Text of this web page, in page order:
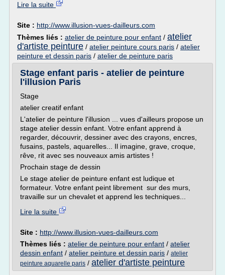
Lire la suite
Site : http://www.illusion-vues-dailleurs.com
Thèmes liés : atelier de peinture pour enfant / atelier
d'artiste peinture / atelier peinture cours paris / atelier
peinture et dessin paris / atelier de peinture paris
Stage enfant paris - atelier de peinture
l'illusion Paris
Stage
atelier creatif enfant
L'atelier de peinture l'illusion ... vues d'ailleurs propose un
stage atelier dessin enfant. Votre enfant apprend à
regarder, découvrir, dessiner avec des crayons, encres,
fusains, pastels, aquarelles... Il imagine, grave, croque,
rêve, rit avec ses nouveaux amis artistes !
Prochain stage de dessin
Le stage atelier de peinture enfant est ludique et
formateur. Votre enfant peint librement sur des murs,
travaille sur un chevalet et apprend les techniques...
Lire la suite
Site : http://www.illusion-vues-dailleurs.com
Thèmes liés : atelier de peinture pour enfant / atelier
dessin enfant / atelier peinture et dessin paris / atelier
peinture aquarelle paris / atelier d'artiste peinture